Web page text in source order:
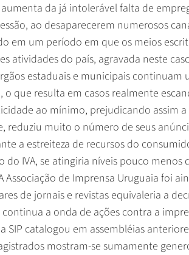
da já intolerável falta de
ao desaparecerem numerosos
em um período em que os meios
atividades do país, agravada neste
estaduais e municipais
o que resulta em casos realmente
ao mínimo, prejudicando assim
reduziu muito o número de seus
a estreiteza de recursos do
IVA, se atingiria níveis pouco menos
Associação de Imprensa Uruguaia foi
de jornais e revistas equivaleria a
continua a onda de ações contra a
SIP catalogou em assembléias
mostram-se sumamente